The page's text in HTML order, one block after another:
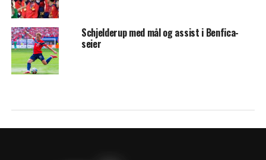
Schjelderup med mål og assist i Benfica-
seier